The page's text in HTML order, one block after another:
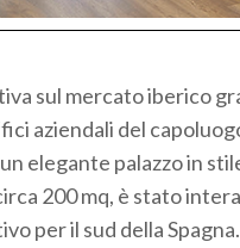
sul mercato iberico
aziendali del
elegante palazzo in
200 mq, è stato
per il sud della Spagna.